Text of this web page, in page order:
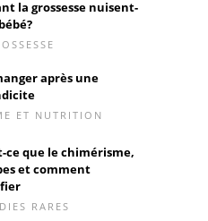
la grossesse nuisent-
après une
ET NUTRITION
ce que le chimérisme,
et comment
RARES